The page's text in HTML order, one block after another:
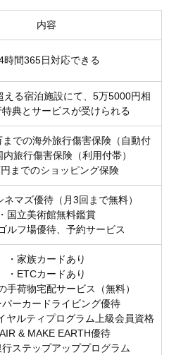
内容
時間365日対応できる
える宿泊施設にて、5万5000円相
典とサービスが受けられる
での海外旅行傷害保険（自動付
旅行傷害保険（利用付帯）
までのショッピング保険
ネマズ優待（月3回まで無料）
・国立美術館無料鑑賞
ルフ場優待、予約サービス
・家族カードあり
・ETCカードあり
手荷物宅配サービス（無料）
パーカードライビング優待
ヤルティプログラム上級会員資格
& MAKE EARTH優待
行ステップアッププログラム